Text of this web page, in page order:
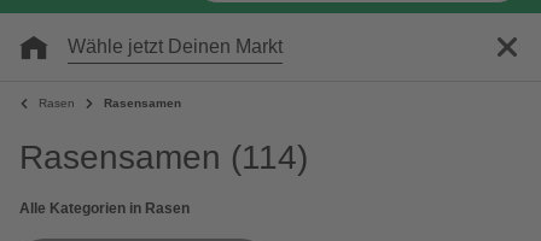
Wähle jetzt Deinen Markt
Rasen Rasensamen
Rasensamen (114)
Alle Kategorien in Rasen